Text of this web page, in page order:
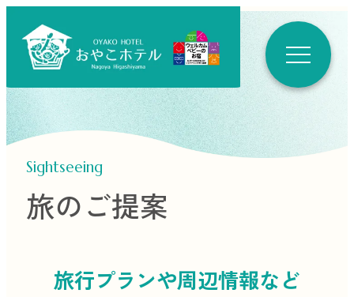
Sightseeing
旅のご提案
旅行プランや周辺情報など